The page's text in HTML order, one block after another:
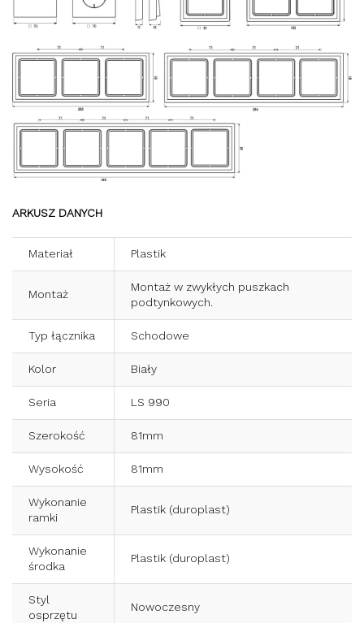
ARKUSZ DANYCH
Materiał Plastik
Montaż
Montaż w zwykłych puszkach
podtynkowych.
Typ łącznika Schodowe
Kolor Biały
Seria LS 990
Szerokość 81mm
Wysokość 81mm
Wykonanie
ramki
Plastik (duroplast)
Wykonanie
środka
Plastik (duroplast)
Styl
osprzętu
Nowoczesny